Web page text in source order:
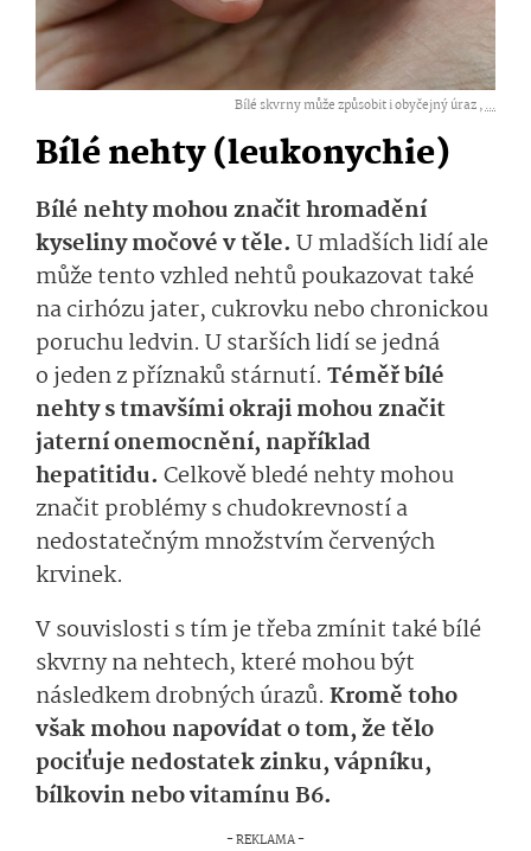
Bílé skvrny může způsobit i obyčejný úraz ,...
Bílé nehty (leukonychie)
Bílé nehty mohou značit hromadění
kyseliny močové v těle. U mladších lidí ale
může tento vzhled nehtů poukazovat také
na cirhózu jater, cukrovku nebo chronickou
poruchu ledvin. U starších lidí se jedná
o jeden z příznaků stárnutí. Téměř bílé
nehty s tmavšími okraji mohou značit
jaterní onemocnění, například
hepatitidu. Celkově bledé nehty mohou
značit problémy s chudokrevností a
nedostatečným množstvím červených
krvinek.
V souvislosti s tím je třeba zmínit také bílé
skvrny na nehtech, které mohou být
následkem drobných úrazů. Kromě toho
však mohou napovídat o tom, že tělo
pociťuje nedostatek zinku, vápníku,
bílkovin nebo vitamínu B6.